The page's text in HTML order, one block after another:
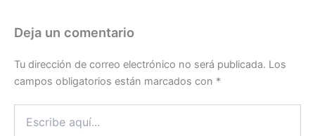
Deja un comentario
Tu dirección de correo electrónico no será publicada. Los
campos obligatorios están marcados con *
aquí...